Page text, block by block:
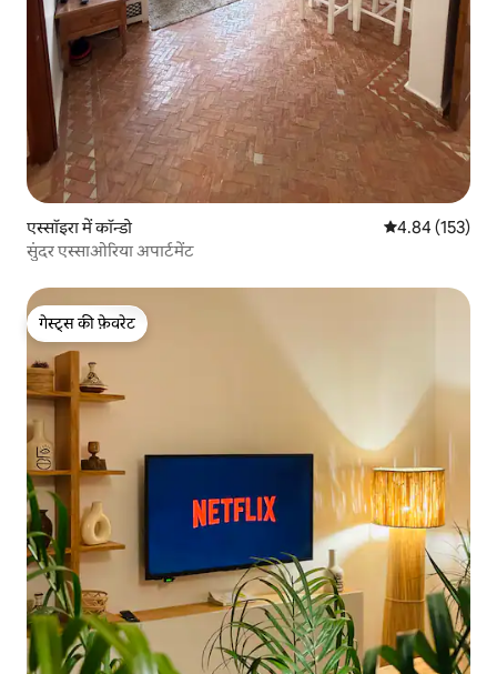
एस्सॉइरा में कॉन्डो औसत रेटिंग 5 में से
4.84 (153)
सुंदर एस्साओरिया अपार्टमेंट
गेस्ट्स की फ़ेवरेट
गेस्ट्स की फ़ेवरेट